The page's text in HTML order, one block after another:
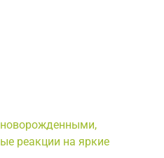
новорожденными,
реакции на яркие